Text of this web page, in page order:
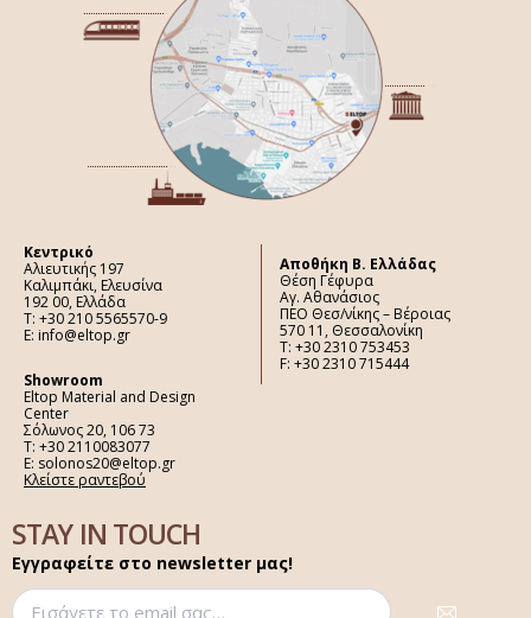
Κεντρικό
Αλιευτικής 197
Καλιμπάκι, Ελευσίνα
192 00, Ελλάδα
Τ: +30 210 5565570-9
E: info@eltop.gr
Showroom
Eltop Material and Design
Center
Σόλωνος 20, 106 73
Τ: +30 2110083077
E: solonos20@eltop.gr
Κλείστε ραντεβού
Aποθήκη Β. Ελλάδας
Θέση Γέφυρα
Αγ. Αθανάσιος
ΠΕΟ Θεσ/νίκης – Βέροιας
570 11, Θεσσαλονίκη
Τ: +30 2310 753453
F: +30 2310 715444
STAY IN TOUCH
Εγγραφείτε στο newsletter μας!